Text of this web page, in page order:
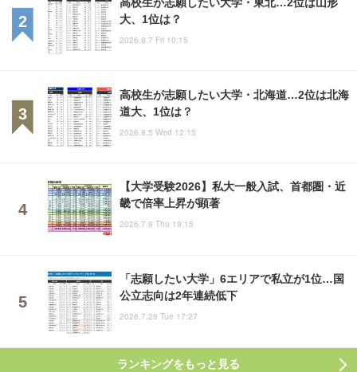
大、1位は？
2026.8.7 Fri 10:15
高校生が志願したい大学・北海道…2位は北海
道大、1位は？
2026.8.5 Wed 12:15
【大学受験2026】私大一般入試、首都圏・近
畿で倍率上昇が顕著
2026.7.9 Thu 19:15
「志願したい大学」6エリアで私立が1位…国
公立志向は2年連続低下
2026.7.28 Tue 17:27
ランキングをもっと見る